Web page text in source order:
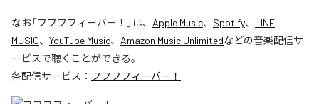
なお「フフフフィーバー！ 」は、 Apple Music、 Spotify、 LINE
MUSIC、 YouTube Music、 Amazon Music Unlimitedなどの音楽配信サ
ービスで聴くことができる。
各配信サービス： フフフフィーバー！